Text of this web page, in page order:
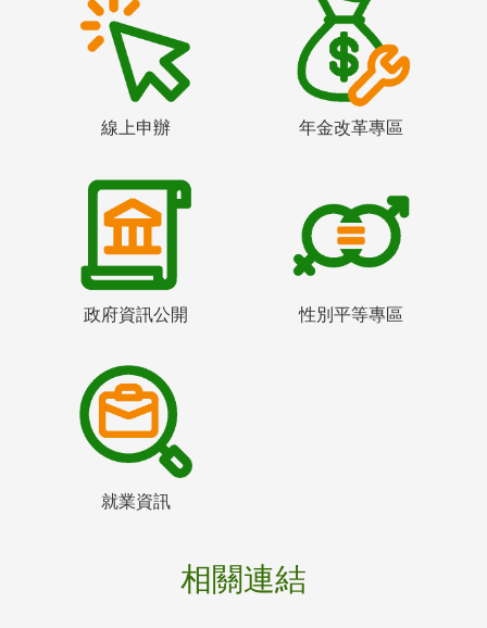
線上申辦 年金改革專區
政府資訊公開 性別平等專區
就業資訊
相關連結